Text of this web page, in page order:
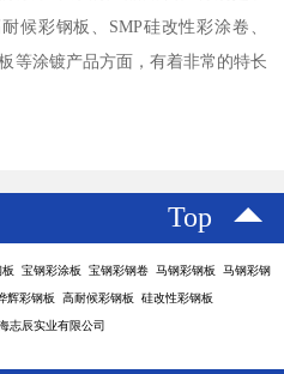
候彩钢板、SMP硅改性彩涂卷、
等涂镀产品方面，有着非常的特长
Top
宝钢彩涂板 宝钢彩钢卷 马钢彩钢板 马钢彩钢
彩钢板 高耐候彩钢板 硅改性彩钢板
志辰实业有限公司